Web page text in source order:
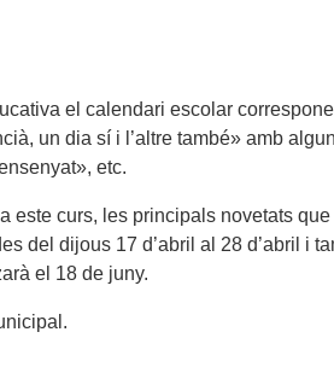
el calendari escolar
un dia sí i l’altre també» amb
etc.
curs, les principals novetats
del dijous 17 d’abril al 28 d’abril i
el 18 de juny.